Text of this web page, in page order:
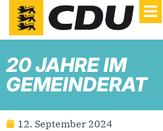
20 JAHRE IM
GEMEINDERAT
12. September 2024